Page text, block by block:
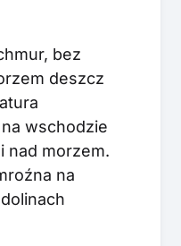
bez
deszcz
wschodzie
nad morzem.
na